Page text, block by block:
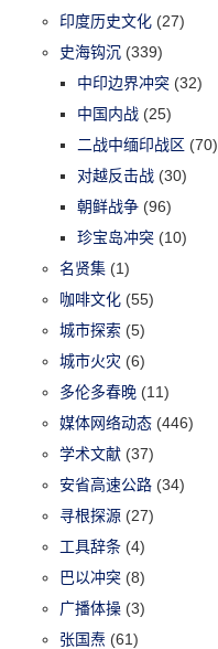
印度历史文化 (27)
史海钩沉 (339)
中印边界冲突 (32)
中国内战 (25)
二战中缅印战区 (70)
对越反击战 (30)
朝鲜战争 (96)
珍宝岛冲突 (10)
名贤集 (1)
咖啡文化 (55)
城市探索 (5)
城市火灾 (6)
多伦多春晚 (11)
媒体网络动态 (446)
学术文献 (37)
安省高速公路 (34)
寻根探源 (27)
工具辞条 (4)
巴以冲突 (8)
广播体操 (3)
张国焘 (61)